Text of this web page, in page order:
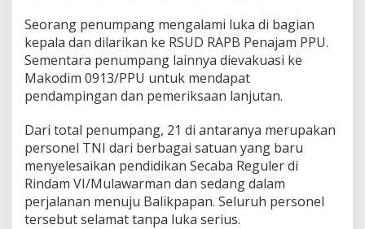
Seorang penumpang mengalami luka di bagian
kepala dan dilarikan ke RSUD RAPB Penajam PPU.
Sementara penumpang lainnya dievakuasi ke
Makodim 0913/PPU untuk mendapat
pendampingan dan pemeriksaan lanjutan.
Dari total penumpang, 21 di antaranya merupakan
personel TNI dari berbagai satuan yang baru
menyelesaikan pendidikan Secaba Reguler di
Rindam VI/Mulawarman dan sedang dalam
perjalanan menuju Balikpapan. Seluruh personel
tersebut selamat tanpa luka serius.